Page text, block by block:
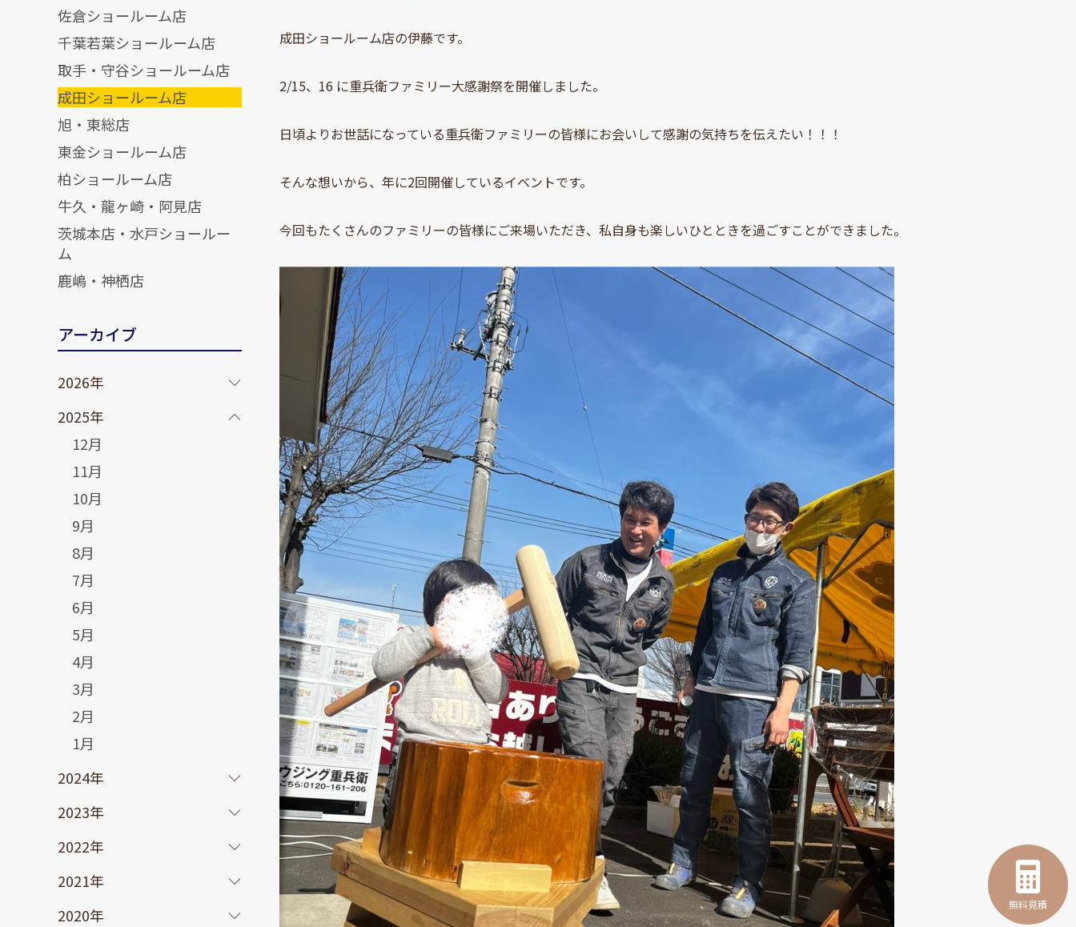
成田ショールーム店の伊藤です。
2/15、16 に重兵衛ファミリー大感謝祭を開催しました。
日頃よりお世話になっている重兵衛ファミリーの皆様にお会いして感謝の気持ちを伝えたい！！！
そんな想いから、年に2回開催しているイベントです。
今回もたくさんのファミリーの皆様にご来場いただき、私自身も楽しいひとときを過ごすことができました。
佐倉ショールーム店
千葉若葉ショールーム店
取手・守谷ショールーム店
成田ショールーム店
旭・東総店
東金ショールーム店
柏ショールーム店
牛久・龍ヶ崎・阿見店
茨城本店・水戸ショールー
ム
鹿嶋・神栖店
アーカイブ
2026年
2025年
12月
11月
10月
9月
8月
7月
6月
5月
4月
3月
2月
1月
2024年
2023年
2022年
2021年
2020年
無料見積